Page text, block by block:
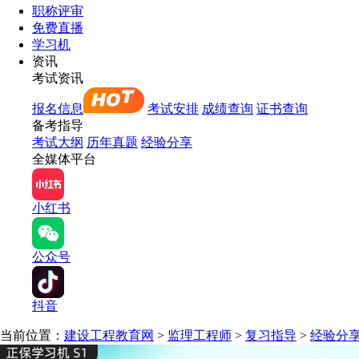
职称评审
免费直播
学习机
资讯
考试资讯
报名信息 考试安排 成绩查询 证书查询
备考指导
考试大纲 历年真题 经验分享
全媒体平台
小红书
公众号
抖音
当前位置： 建设工程教育网 > 监理工程师 > 复习指导 > 经验分